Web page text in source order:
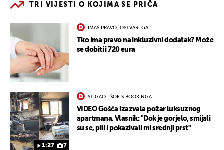
TRI VIJESTI O KOJIMA SE PRIČA
IMAŠ PRAVO, OSTVARI GA!
Tko ima pravo na inkluzivni dodatak? Može
se dobiti i 720 eura
1:27 7
STIGAO I ŠOK S BOOKINGA
VIDEO Gošća izazvala požar luksuznog
apartmana. Vlasnik: "Dok je gorjelo, smijali
su se, pili i pokazivali mi srednji prst"